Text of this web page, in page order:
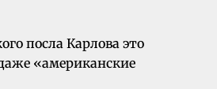
посла Карлова это
«американские